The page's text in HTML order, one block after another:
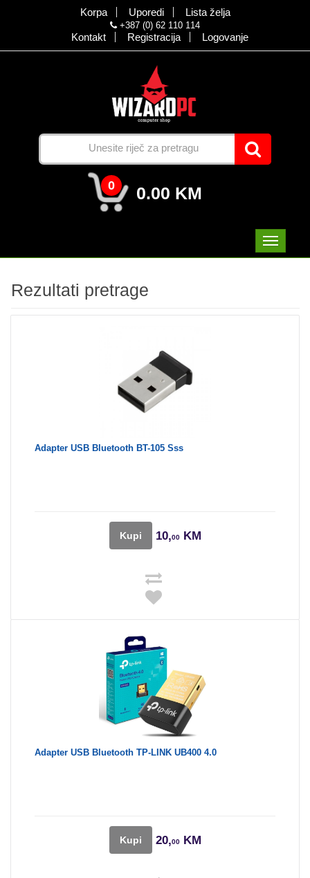
Korpa Uporedi Lista želja
+387 (0) 62 110 114
Kontakt Registracija Logovanje
0 0.00 KM
Rezultati pretrage
Adapter USB Bluetooth BT-105 Sss
Kupi 10,00KM
Adapter USB Bluetooth TP-LINK UB400 4.0
Kupi 20,00KM